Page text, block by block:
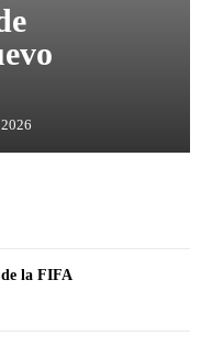
la FIFA